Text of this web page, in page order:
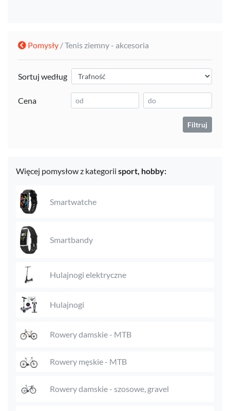
Pomysły / Tenis ziemny - akcesoria
Sortuj według
Cena
Filtruj
Więcej pomysłow z kategorii sport, hobby:
Smartwatche
Smartbandy
Hulajnogi elektryczne
Hulajnogi
Rowery damskie - MTB
Rowery męskie - MTB
Rowery damskie - szosowe, gravel